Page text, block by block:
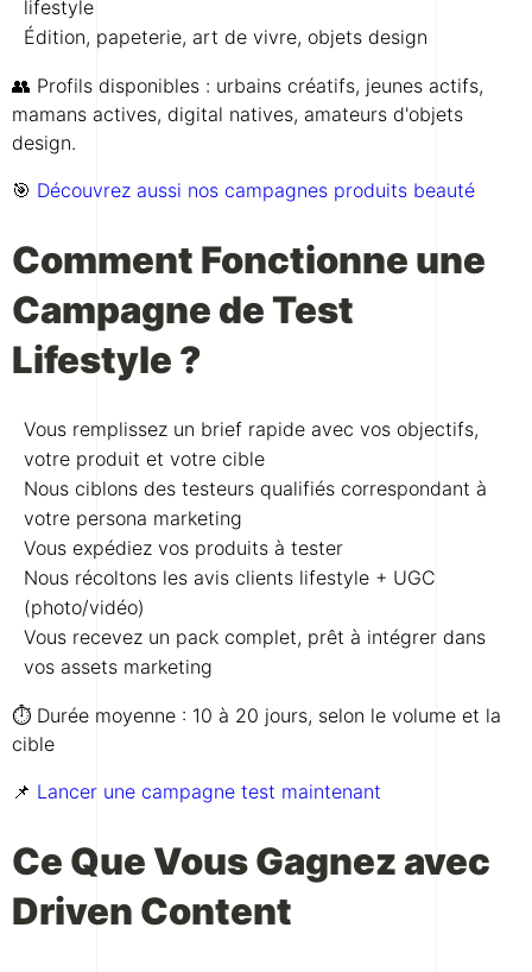
lifestyle
Édition, papeterie, art de vivre, objets design
👥 Profils disponibles : urbains créatifs, jeunes actifs,
mamans actives, digital natives, amateurs d'objets
design.
🎯 Découvrez aussi nos campagnes produits beauté
Comment Fonctionne une
Campagne de Test
Lifestyle ?
Vous remplissez un brief rapide avec vos objectifs,
votre produit et votre cible
Nous ciblons des testeurs qualifiés correspondant à
votre persona marketing
Vous expédiez vos produits à tester
Nous récoltons les avis clients lifestyle + UGC
(photo/vidéo)
Vous recevez un pack complet, prêt à intégrer dans
vos assets marketing
⏱ Durée moyenne : 10 à 20 jours, selon le volume et la
cible
📌 Lancer une campagne test maintenant
Ce Que Vous Gagnez avec
Driven Content